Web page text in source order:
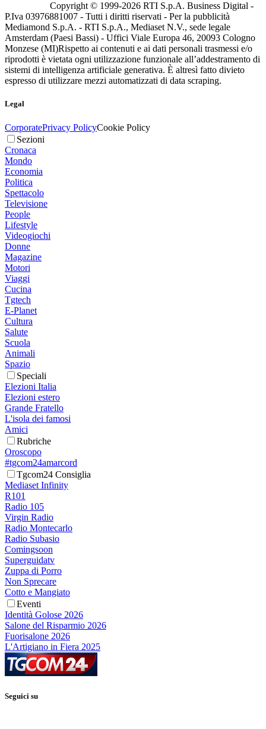
Copyright © 1999-2026 RTI S.p.A. Business Digital -
P.Iva 03976881007 - Tutti i diritti riservati - Per la pubblicità
Mediamond S.p.A. - RTI S.p.A., Mediaset N.V., sede legale
Amsterdam (Paesi Bassi) - Uffici Viale Europa 46, 20093 Cologno
Monzese (MI)Rispetto ai contenuti e ai dati personali trasmessi e/o
riprodotti è vietata ogni utilizzazione funzionale all’addestramento di
sistemi di intelligenza artificiale generativa. È altresì fatto divieto
espresso di utilizzare mezzi automatizzati di data scraping.
Legal
CorporatePrivacy PolicyCookie Policy
Sezioni
Cronaca
Mondo
Economia
Politica
Spettacolo
Televisione
People
Lifestyle
Videogiochi
Donne
Magazine
Motori
Viaggi
Cucina
Tgtech
E-Planet
Cultura
Salute
Scuola
Animali
Spazio
Speciali
Elezioni Italia
Elezioni estero
Grande Fratello
L'isola dei famosi
Amici
Rubriche
Oroscopo
#tgcom24amarcord
Tgcom24 Consiglia
Mediaset Infinity
R101
Radio 105
Virgin Radio
Radio Montecarlo
Radio Subasio
Comingsoon
Superguidatv
Zuppa di Porro
Non Sprecare
Cotto e Mangiato
Eventi
Identità Golose 2026
Salone del Risparmio 2026
Fuorisalone 2026
L'Artigiano in Fiera 2025
Seguici su